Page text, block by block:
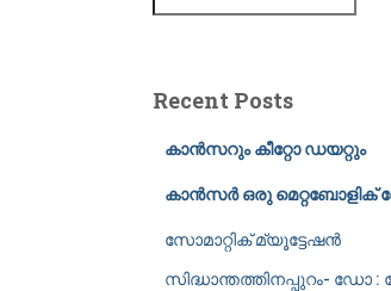
e
c
Recent Posts
കാൻസറും കീറ്റോ ഡയറ്റും
കാൻസർ ഒരു മെറ്റബോളിക്
സോമാറ്റിക് മ്യൂട്ടേഷൻ
സിദ്ധാന്തത്തിനപ്പുറം- ഡോ